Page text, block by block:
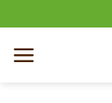
qua
nội